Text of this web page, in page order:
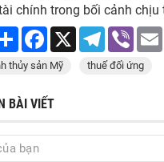
chính trong bối cảnh
Share Facebook
X Telegram
Viber
thủy sản Mỹ thuế đối ứng
BÀI VIẾT